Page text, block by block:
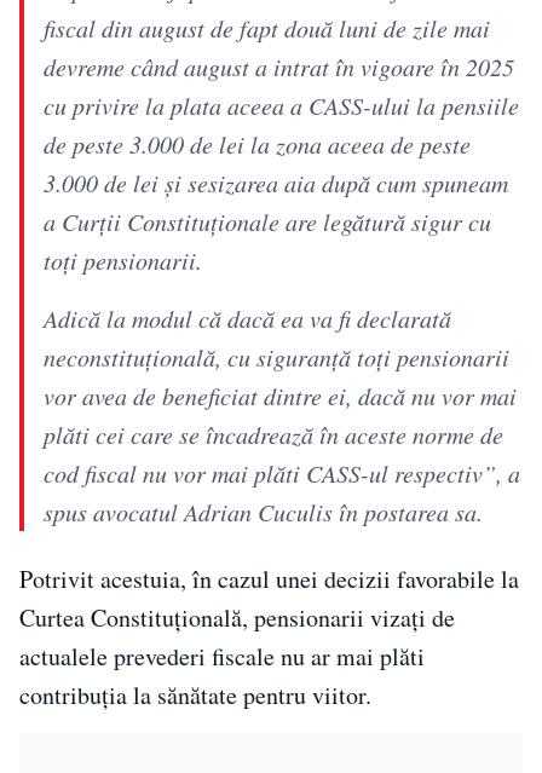
fiscal din august de fapt două luni de zile mai
devreme când august a intrat în vigoare în 2025
cu privire la plata aceea a CASS-ului la pensiile
de peste 3.000 de lei la zona aceea de peste
3.000 de lei și sesizarea aia după cum spuneam
a Curții Constituționale are legătură sigur cu
toți pensionarii.
Adică la modul că dacă ea va fi declarată
neconstituțională, cu siguranță toți pensionarii
vor avea de beneficiat dintre ei, dacă nu vor mai
plăti cei care se încadrează în aceste norme de
cod fiscal nu vor mai plăti CASS-ul respectiv”, a
spus avocatul Adrian Cuculis în postarea sa.
Potrivit acestuia, în cazul unei decizii favorabile la
Curtea Constituțională, pensionarii vizați de
actualele prevederi fiscale nu ar mai plăti
contribuția la sănătate pentru viitor.